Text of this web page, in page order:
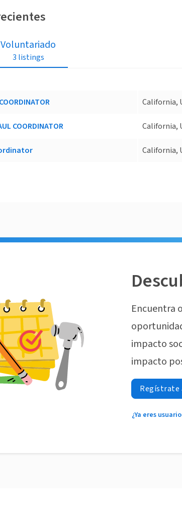
Voluntariado
3 listings
California,
COORDINATOR California,
California,
Encuentra
impacto
impacto
Regístrate
¿Ya eres